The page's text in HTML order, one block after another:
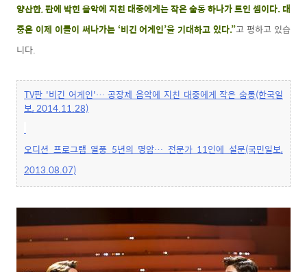
양산한, 판에 박힌 음악에 지친 대중에게는 작은 숨통 하나가 트인 셈이다. 대
중은 이제 이들이 써나가는 ‘비긴 어게인’을 기대하고 있다.”고 평하고 있습
니다.
TV판 '비긴 어게인'… 공장제 음악에 지친 대중에게 작은 숨통(한국일
보, 2014.11.28)
오디션 프로그램 열풍 5년의 명암… 전문가 11인에 설문(국민일보,
2013.08.07)